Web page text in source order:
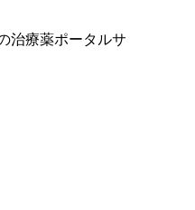
治療薬ポータルサ